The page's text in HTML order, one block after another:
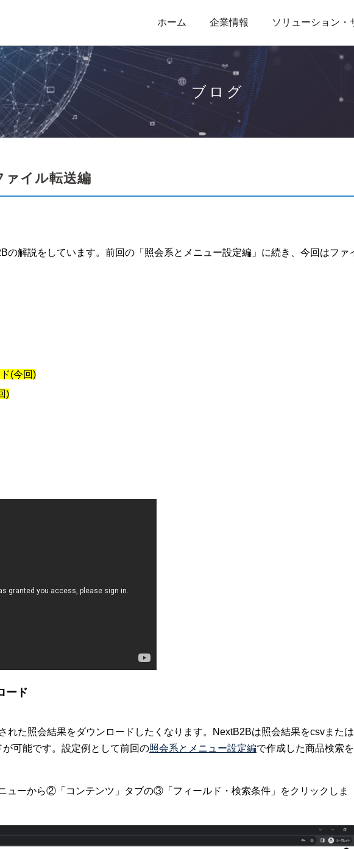
ホーム 企業情報 ソリューション・
ブログ
イル転送編
の解説をしています。前回の「照会系とメニュー設定編」に続き、今回はファ
(今回)
)
ード
れた照会結果をダウンロードしたくなります。NextB2Bは照会結果をcsvまたは
可能です。設定例として前回の照会系とメニュー設定編で作成した商品検索
ューから②「コンテンツ」タブの③「フィールド・検索条件」をクリックしま